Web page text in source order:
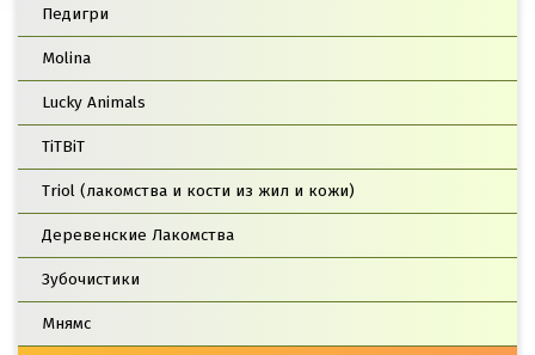
Педигри
Molina
Lucky Animals
TiTBiT
Triol (лакомства и кости из жил и кожи)
Деревенские Лакомства
Зубочистики
Мнямс